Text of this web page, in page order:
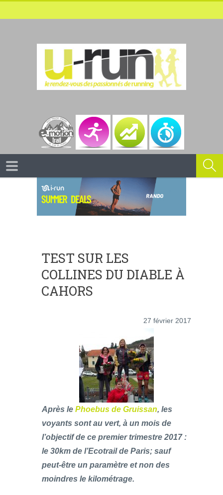
TEST SUR LES
COLLINES DU DIABLE À
CAHORS
27 février 2017
Après le Phoebus de Gruissan, les
voyants sont au vert, à un mois de
l’objectif de ce premier trimestre 2017 :
le 30km de l’Ecotrail de Paris; sauf
peut-être un paramètre et non des
moindres le kilométrage.